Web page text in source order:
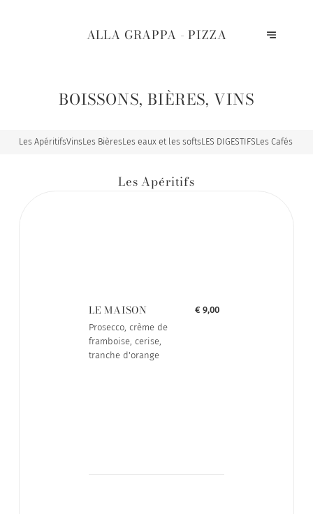
ALLA GRAPPA - PIZZA
BOISSONS, BIÈRES, VINS
Les ApéritifsVinsLes BièresLes eaux et les softsLES DIGESTIFSLes Cafés &
Les Apéritifs
LE MAISON
Prosecco, crème de
framboise, cerise,
tranche d'orange
€ 9,00